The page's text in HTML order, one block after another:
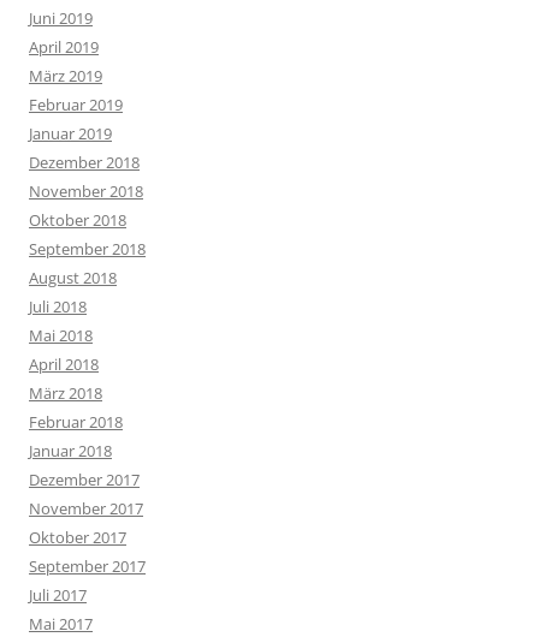
Juni 2019
April 2019
März 2019
Februar 2019
Januar 2019
Dezember 2018
November 2018
Oktober 2018
September 2018
August 2018
Juli 2018
Mai 2018
April 2018
März 2018
Februar 2018
Januar 2018
Dezember 2017
November 2017
Oktober 2017
September 2017
Juli 2017
Mai 2017